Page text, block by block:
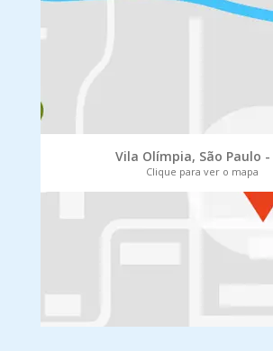
Vila Olímpia, São Paulo -
Clique para ver o mapa